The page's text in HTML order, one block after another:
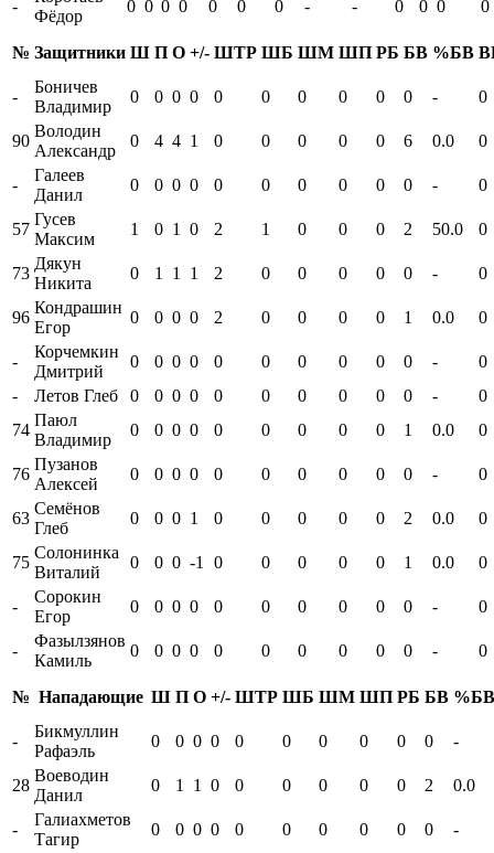
-
Фёдор
0 0 0 0 0 0 0 - - 0 0 0 0
№ Защитники Ш П О +/- ШТР ШБ ШМ ШП РБ БВ %БВ
-
Боничев
Владимир
0 0 0 0 0 0 0 0 0 0 - 0
90
Володин
Александр
0 4 4 1 0 0 0 0 0 6 0.0 0
-
Галеев
Данил
0 0 0 0 0 0 0 0 0 0 - 0
57
Гусев
Максим
1 0 1 0 2 1 0 0 0 2 50.0 0
73
Дякун
Никита
0 1 1 1 2 0 0 0 0 0 - 0
96
Кондрашин
Егор
0 0 0 0 2 0 0 0 0 1 0.0 0
-
Корчемкин
Дмитрий
0 0 0 0 0 0 0 0 0 0 -
0
-
Летов Глеб 0 0 0 0 0 0 0 0 0 0 -
0
74
Паюл
Владимир
0 0 0 0 0 0 0 0 0 1 0.0 0
76
Пузанов
Алексей
0 0 0 0 0 0 0 0 0 0 - 0
63
Семёнов
Глеб
0 0 0 1 0 0 0 0 0 2 0.0 0
75
Солонинка
Виталий
0 0 0 -1 0 0 0 0 0 1 0.0 0
-
Сорокин
Егор
0 0 0 0 0 0 0 0 0 0 - 0
-
Фазылзянов
Камиль
0 0 0 0 0 0 0 0 0 0 - 0
№ Нападающие Ш П О +/- ШТР ШБ ШМ ШП РБ БВ %БВ
-
Бикмуллин
Рафаэль
0 0 0 0 0 0 0 0 0 0 -
28
Воеводин
Данил
0 1 1 0 0 0 0 0 0 2 0.0
-
Галиахметов
Тагир
0 0 0 0 0 0 0 0 0 0 -